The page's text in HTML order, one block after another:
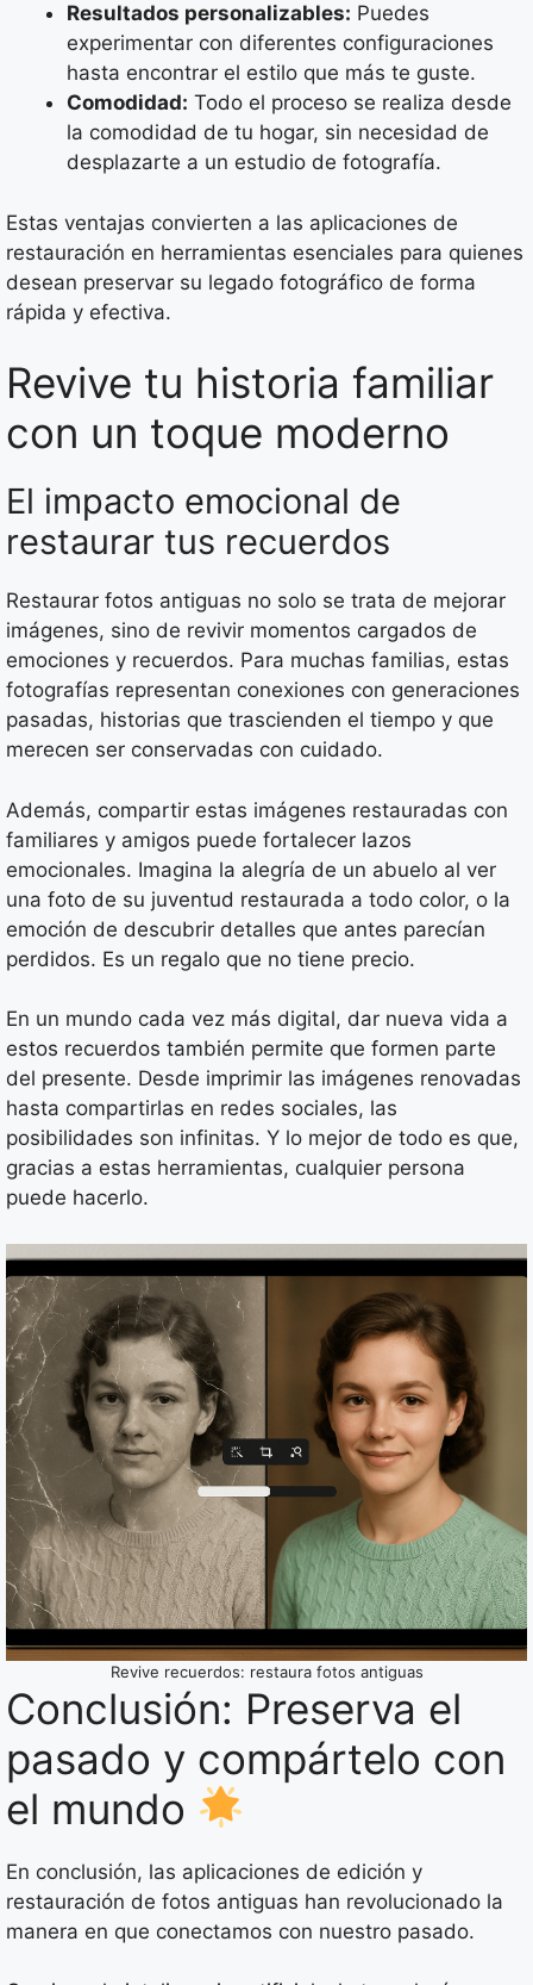
Resultados personalizables: Puedes
experimentar con diferentes configuraciones
hasta encontrar el estilo que más te guste.
Comodidad: Todo el proceso se realiza desde
la comodidad de tu hogar, sin necesidad de
desplazarte a un estudio de fotografía.
Estas ventajas convierten a las aplicaciones de
restauración en herramientas esenciales para quienes
desean preservar su legado fotográfico de forma
rápida y efectiva.
Revive tu historia familiar
con un toque moderno
El impacto emocional de
restaurar tus recuerdos
Restaurar fotos antiguas no solo se trata de mejorar
imágenes, sino de revivir momentos cargados de
emociones y recuerdos. Para muchas familias, estas
fotografías representan conexiones con generaciones
pasadas, historias que trascienden el tiempo y que
merecen ser conservadas con cuidado.
Además, compartir estas imágenes restauradas con
familiares y amigos puede fortalecer lazos
emocionales. Imagina la alegría de un abuelo al ver
una foto de su juventud restaurada a todo color, o la
emoción de descubrir detalles que antes parecían
perdidos. Es un regalo que no tiene precio.
En un mundo cada vez más digital, dar nueva vida a
estos recuerdos también permite que formen parte
del presente. Desde imprimir las imágenes renovadas
hasta compartirlas en redes sociales, las
posibilidades son infinitas. Y lo mejor de todo es que,
gracias a estas herramientas, cualquier persona
puede hacerlo.
Revive recuerdos: restaura fotos antiguas
Conclusión: Preserva el
pasado y compártelo con
el mundo
En conclusión, las aplicaciones de edición y
restauración de fotos antiguas han revolucionado la
manera en que conectamos con nuestro pasado.